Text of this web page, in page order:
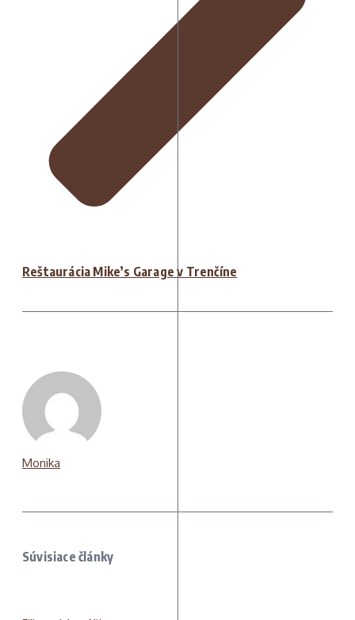
Reštaurácia Mike’s Garage v Trenčíne
Monika
Súvisiace články